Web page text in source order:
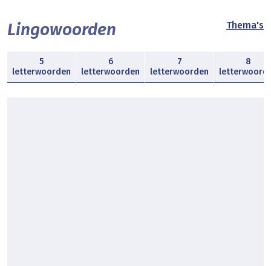
Lingowoorden Thema's
5
letterwoorden
6
letterwoorden
7
letterwoorden
8